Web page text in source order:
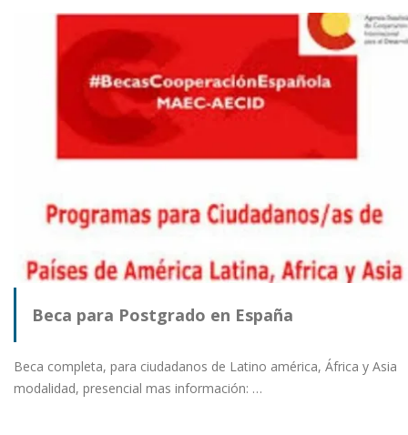
Beca para Postgrado en España
Beca completa, para ciudadanos de Latino américa, África y Asia
modalidad, presencial mas información: …